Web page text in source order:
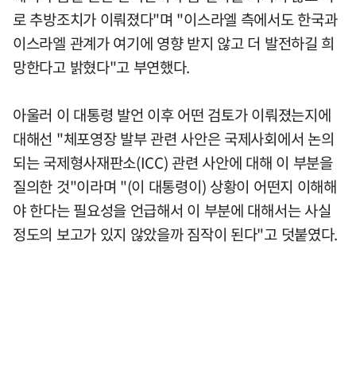
로 추방조치가 이뤄졌다"며 "이스라엘 측에서도 한국과
이스라엘 관계가 여기에 영향 받지 않고 더 발전하길 희
망한다고 밝혔다"고 부연했다.
아울러 이 대통령 발언 이후 어떤 검토가 이뤄졌는지에
대해선 "체포영장 발부 관련 사안은 국제사회에서 논의
되는 국제형사재판소(ICC) 관련 사안에 대해 이 부분을
질의한 것"이라며 "(이 대통령이) 상황이 어떤지 이해해
야 한다는 필요성을 언급해서 이 부분에 대해서는 사실
정도의 보고가 있지 않았을까 짐작이 된다"고 덧붙였다.